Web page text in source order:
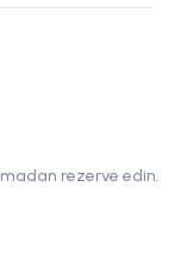
rezerve edin.